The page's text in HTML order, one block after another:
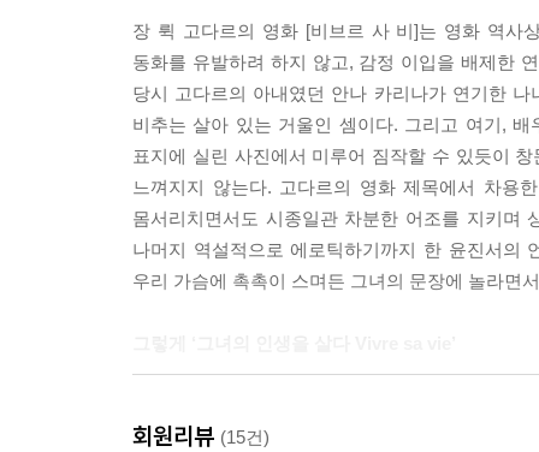
밤이 되면 이야기는 더욱 깊어졌다. 불어와 한국
며. 아니, 오더라도 우리만은 비켜가기를 기독하
얼마나 소중한지 잊어버릴 만큼 지나간 시간은 기
--- pp.136-137
장 뤽 고다르의 영화 [비브르 사 비]는 영화 역사
동화를 유발하려 하지 않고, 감정 이입을 배제한
당시 고다르의 아내였던 안나 카리나가 연기한
비추는 살아 있는 거울인 셈이다. 그리고 여기,
표지에 실린 사진에서 미루어 짐작할 수 있듯이
느껴지지 않는다. 고다르의 영화 제목에서 차
몸서리치면서도 시종일관 차분한 어조를 지키며
나머지 역설적으로 에로틱하기까지 한 윤진서의
우리 가슴에 촉촉이 스며든 그녀의 문장에 놀라면
고통에 젖은 시간도 내재되어다가 손끝과 발끝을
회원리뷰 (15건)